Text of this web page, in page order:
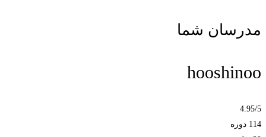
مدرسان شما
hooshinoo
4.95/5
114 دوره